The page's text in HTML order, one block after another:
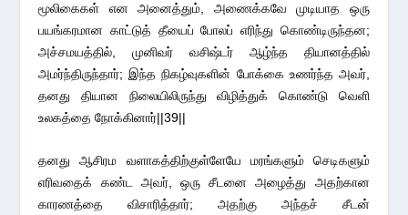
மூலிகைகள் என அனைத்தும், அணைக்கவே முடியாத ஒரு
பயங்கரமான காட்டுத் தீயைப் போலப் எரிந்து கொண்டிருந்தன;
அச்சமயத்தில், முனிவர் வசிஷ்டர் ஆழ்ந்த தியானத்தில்
அமர்ந்திருந்தார்; இந்த நிகழ்வுகளின் போக்கை உணர்ந்த அவர்,
தனது தியான நிலையிலிருந்து விழித்துக் கொண்டு வெளி
உலகத்தை நோக்கினார்||39||
தனது ஆசிரம வளாகத்திற்குள்ளேயே மரங்களும் செடிகளும்
எரிவதைக் கண்ட அவர், ஒரு சீடனை அழைத்து அதற்கான
காரணத்தை விசாரித்தார்; அதற்கு அந்தச் சீடன்